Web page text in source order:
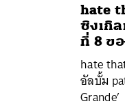
hate
ซิงเกิ
ที่ 8 ข
hate
อัลบั้ม
Grande’